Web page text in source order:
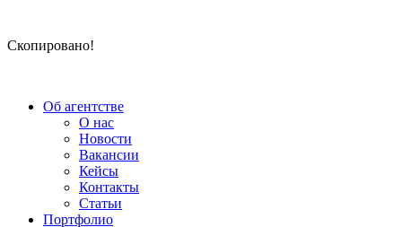
Скопировано!
Об агентстве
О нас
Новости
Вакансии
Кейсы
Контакты
Статьи
Портфолио